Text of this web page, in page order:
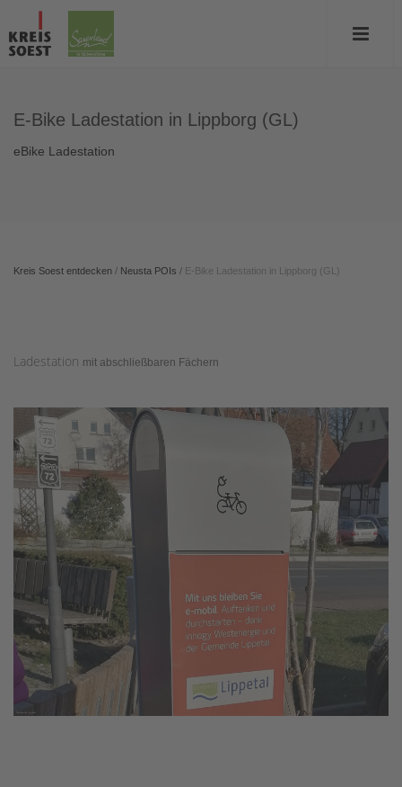
E-Bike Ladestation in Lippborg (GL)
eBike Ladestation
Kreis Soest entdecken / Neusta POIs / E-Bike Ladestation in Lippborg (GL)
Ladestation mit abschließbaren Fächern